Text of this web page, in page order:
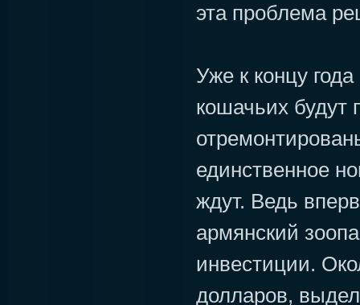
эта проблема
Уже к концу
кошачьих будут
единственное
ждут. Ведь
армянский
инвестиции.
долларов,